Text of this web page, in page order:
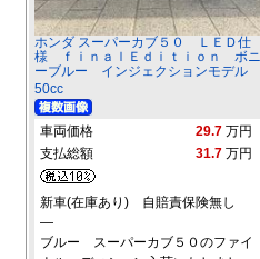
ホンダ スーパーカブ５０ ＬＥＤ仕
様 ｆｉｎａｌＥｄｉｔｉｏｎ ボニ
ーブルー インジェクションモデル
50cc
車両価格 29.7 万円
支払総額
31.7 万円
新車(在庫あり) 自賠責保険無し
―
ブルー スーパーカブ５０のファイ